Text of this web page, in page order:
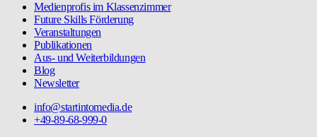
Medienprofis im Klassenzimmer
Future Skills Förderung
Veranstaltungen
Publikationen
Aus- und Weiterbildungen
Blog
Newsletter
info@startintomedia.de
+49-89-68-999-0